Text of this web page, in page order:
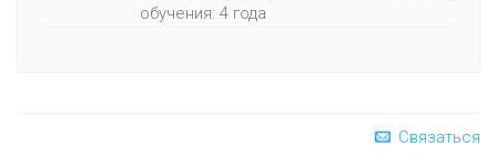
обучения: 4 года
Связаться